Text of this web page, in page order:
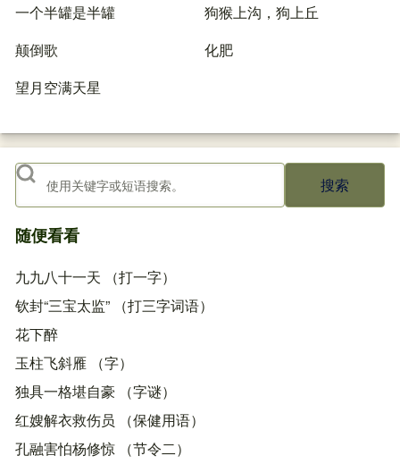
一个半罐是半罐
狗猴上沟，狗上丘
颠倒歌
化肥
望月空满天星
搜索
随便看看
九九八十一天 （打一字）
钦封“三宝太监” （打三字词语）
花下醉
玉柱飞斜雁 （字）
独具一格堪自豪 （字谜）
红嫂解衣救伤员 （保健用语）
孔融害怕杨修惊 （节令二）